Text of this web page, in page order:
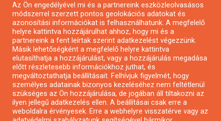
Pályázatok magánszemélyeknek
Pályázatok civil szervezeteknek
Pályázatok vállalkozásoknak
Önkormányzati pályázatok
Mezőgazdasági pályázatok
Falusi turizmus pályázatok
Napelem pályázatok
Az Ön engedélyével mi és a partnereink eszközleolvasásos
módszerrel szerzett pontos geolokációs adatokat és
azonosítási információkat is felhasználhatunk. A megfelelő
helyre kattintva hozzájárulhat ahhoz, hogy mi és a
partnereink a fent leírtak szerint adatkezelést végezzünk.
Másik lehetőségként a megfelelő helyre kattintva
elutasíthatja a hozzájárulást, vagy a hozzájárulás megadása
előtt részletesebb információkhoz juthat, és
megváltoztathatja beállításait. Felhívjuk figyelmét, hogy
személyes adatainak bizonyos kezeléséhez nem feltétlenül
szükséges az Ön hozzájárulása, de jogában áll tiltakozni az
ilyen jellegű adatkezelés ellen. A beállításai csak erre a
weboldalra érvényesek. Erre a webhelyre visszatérve vagy az